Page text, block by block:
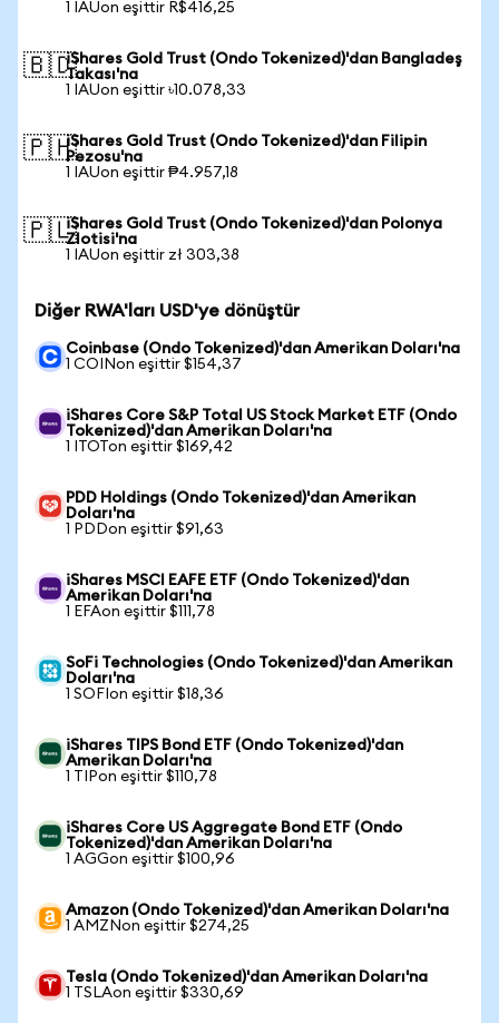
1 IAUon eşittir R$416,25
🇧🇩iShares Gold Trust (Ondo Tokenized)'dan Bangladeş
Takası'na
1 IAUon eşittir ৳10.078,33
🇵🇭iShares Gold Trust (Ondo Tokenized)'dan Filipin
Pezosu'na
1 IAUon eşittir ₱4.957,18
🇵🇱iShares Gold Trust (Ondo Tokenized)'dan Polonya
Zlotisi'na
1 IAUon eşittir zł 303,38
Diğer RWA'ları USD'ye dönüştür
Coinbase (Ondo Tokenized)'dan Amerikan Doları'na
1 COINon eşittir $154,37
iShares Core S&P Total US Stock Market ETF (Ondo
Tokenized)'dan Amerikan Doları'na
1 ITOTon eşittir $169,42
PDD Holdings (Ondo Tokenized)'dan Amerikan
Doları'na
1 PDDon eşittir $91,63
iShares MSCI EAFE ETF (Ondo Tokenized)'dan
Amerikan Doları'na
1 EFAon eşittir $111,78
SoFi Technologies (Ondo Tokenized)'dan Amerikan
Doları'na
1 SOFIon eşittir $18,36
iShares TIPS Bond ETF (Ondo Tokenized)'dan
Amerikan Doları'na
1 TIPon eşittir $110,78
iShares Core US Aggregate Bond ETF (Ondo
Tokenized)'dan Amerikan Doları'na
1 AGGon eşittir $100,96
Amazon (Ondo Tokenized)'dan Amerikan Doları'na
1 AMZNon eşittir $274,25
Tesla (Ondo Tokenized)'dan Amerikan Doları'na
1 TSLAon eşittir $330,69